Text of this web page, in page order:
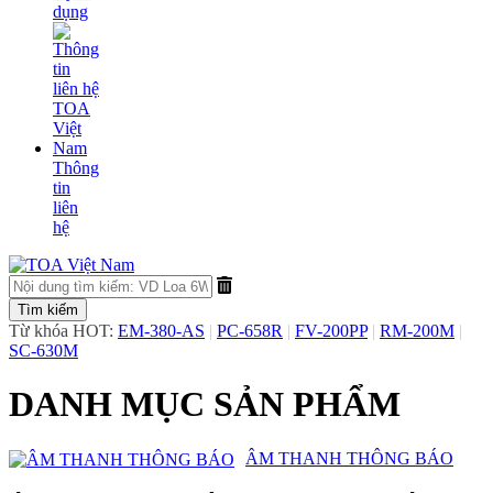
dụng
Thông
tin
liên
hệ
Từ khóa HOT: EM-380-AS | PC-658R | FV-200PP | RM-200M |
SC-630M
DANH MỤC SẢN PHẨM
​ÂM THANH THÔNG BÁO